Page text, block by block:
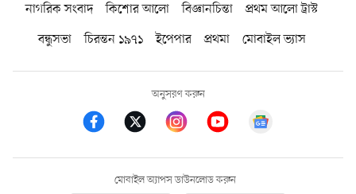
নাগরিক সংবাদ কিশোর আলো বিজ্ঞানচিন্তা
প্রথম আলো ট্রাস্ট
বন্ধুসভা
চিরন্তন ১৯৭১ ইপেপার প্রথমা মোবাইল ভ্যাস
অনুসরণ করুন
মোবাইল অ্যাপস ডাউনলোড করুন